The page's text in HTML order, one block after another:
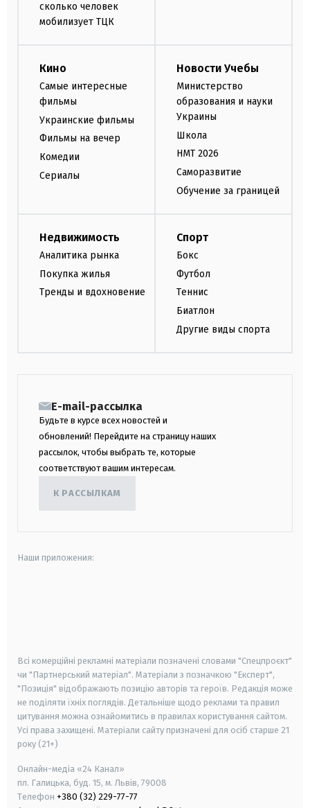
сколько человек
мобилизует ТЦК
Кино
Самые интересные
фильмы
Украинские фильмы
Фильмы на вечер
Комедии
Сериалы
Новости Учебы
Министерство
образования и науки
Украины
Школа
НМТ 2026
Саморазвитие
Обучение за границей
Недвижимость
Аналитика рынка
Покупка жилья
Тренды и вдохновение
Спорт
Бокс
Футбол
Теннис
Биатлон
Другие виды спорта
E-mail-рассылка
Будьте в курсе всех новостей и
обновлений! Перейдите на страницу наших
рассылок, чтобы выбрать те, которые
соответствуют вашим интересам.
К РАССЫЛКАМ
Наши приложения:
Всі комерційні рекламні матеріали позначені словами "Спецпроєкт"
чи "Партнерський матеріал". Матеріали з позначкою "Експерт",
"Позиція" відображають позицію авторів та героїв. Редакція може
не поділяти їхніх поглядів. Детальніше щодо реклами та правил
цитування можна ознайомитись в правилах користування сайтом.
Усі права захищені. Матеріали сайту призначені для осіб старше 21
року (21+)
Онлайн-медіа «24 Канал»
пл. Галицька, буд. 15, м. Львів, 79008
Телефон +380 (32) 229-77-77